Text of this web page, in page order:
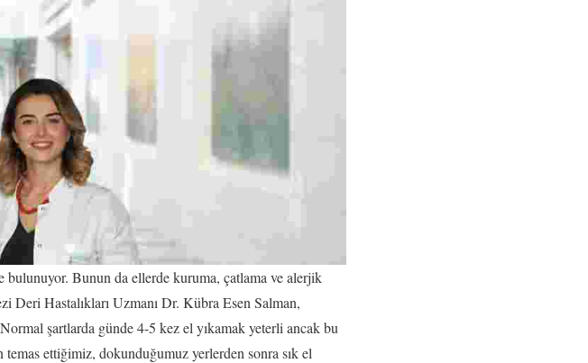
bulunuyor. Bunun da ellerde kuruma, çatlama ve alerjik
Deri Hastalıkları Uzmanı Dr. Kübra Esen Salman,
şartlarda günde 4-5 kez el yıkamak yeterli ancak bu
temas ettiğimiz, dokunduğumuz yerlerden sonra sık el